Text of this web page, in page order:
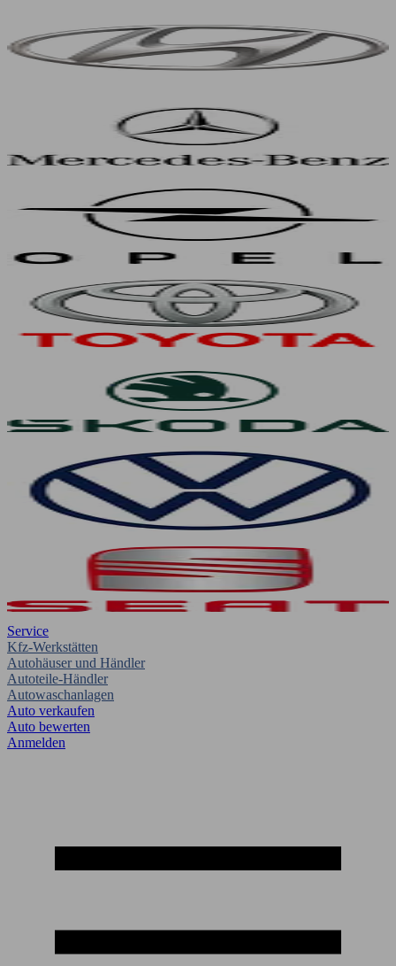
Service
Kfz-Werkstätten
Autohäuser und Händler
Autoteile-Händler
Autowaschanlagen
Auto verkaufen
Auto bewerten
Anmelden